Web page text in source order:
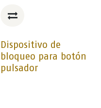
Dispositivo de
bloqueo para botón
pulsador